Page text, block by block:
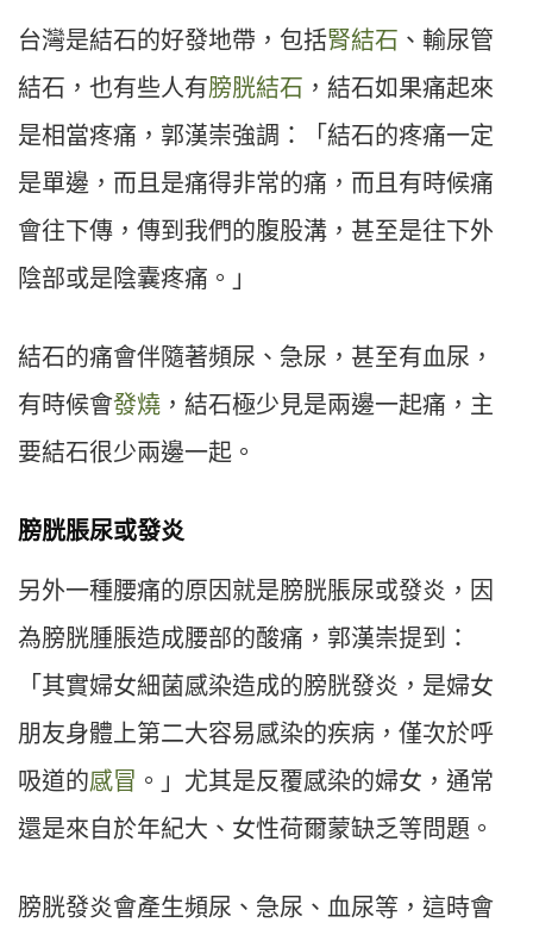
台灣是結石的好發地帶，包括腎結石 、輸尿管
結石，也有些人有膀胱結石 ，結石如果痛起來
是相當疼痛，郭漢崇強調：「結石的疼痛一定
是單邊，而且是痛得非常的痛，而且有時候痛
會往下傳，傳到我們的腹股溝，甚至是往下外
陰部或是陰囊疼痛。」
結石的痛會伴隨著頻尿、急尿，甚至有血尿，
有時候會發燒 ，結石極少見是兩邊一起痛，主
要結石很少兩邊一起。
膀胱脹尿或發炎
另外一種腰痛的原因就是膀胱脹尿或發炎，因
為膀胱腫脹造成腰部的酸痛，郭漢崇提到：
「其實婦女細菌感染造成的膀胱發炎，是婦女
朋友身體上第二大容易感染的疾病，僅次於呼
吸道的感冒 。」尤其是反覆感染的婦女，通常
還是來自於年紀大、女性荷爾蒙缺乏等問題。
膀胱發炎會產生頻尿、急尿、血尿等，這時會